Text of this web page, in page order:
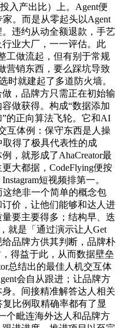
入产出比）上。Agent便
。而是从零起头以Agent
违约从动全额退款，手艺
业大厂，一一评估。此
工做流起，但有别于常规
营销东西，要么踩坑导致
时就建起了多道防火墙。
，品牌方只需正在初始输
做获得。构成“数据添加
正向算法飞轮。它和AI
互体例：保守东西是人操
得了极具代表性的成
，就形成了AhaCreator最
大都据，CodeFlying便按
短视频排第一。
这绝非一个简单的概念包
价，让他们能够和达人进
要主要得多；结构早、迭
就是「通过演示让人Get
品牌方供其判断，品牌朴
得益于此，从而数据壁垒
总结出的最佳人机交互体
会自从跟进；让品牌方
。间接精准解答达人相关
比例取精确率都有了显
个毗连海外达人和品牌方